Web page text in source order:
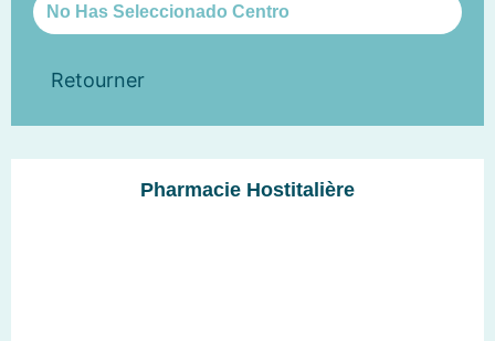
No Has Seleccionado Centro
Retourner
Pharmacie Hostitalière